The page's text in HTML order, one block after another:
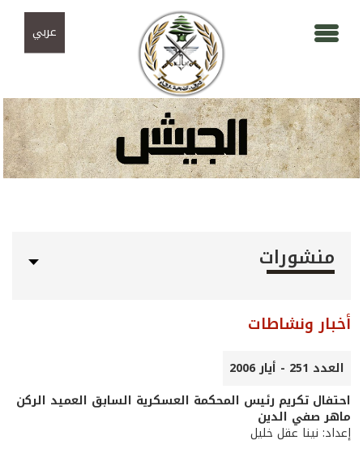
عربي
منشورات
أخبار ونشاطات
العدد 251 - أيار 2006
احتفال تكريم رئيس المحكمة العسكرية السابق العميد الركن
ماهر صفي الدين
إعداد: نينا عقل خليل